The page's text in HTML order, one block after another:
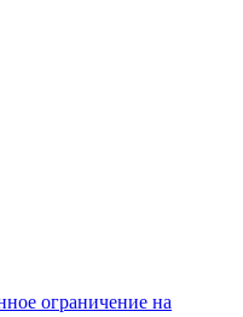
ограничение на